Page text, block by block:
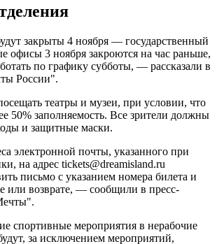
закрыты 4 ноября — государственный
офисы 3 ноября закроются на час раньше,
по графику субботы, — рассказали в
России".
театры и музеи, при условии, что
50% заполняемость. Все зрители должны
и защитные маски.
электронной почты, указанного при
на адрес tickets@dreamisland.ru
письмо с указанием номера билета и
или возврате, — сообщили в пресс-
спортивные мероприятия в нерабочие
за исключением мероприятий,